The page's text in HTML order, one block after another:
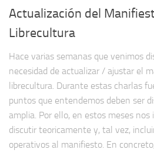
Actualización del
Librecultura
Hace varias semanas que venimos
necesidad de actualizar / ajustar el
librecultura. Durante estas charlas
puntos que entendemos deben ser
amplia. Por ello, en estos meses nos
discutir teoricamente y, tal vez,
operativos al manifiesto. En